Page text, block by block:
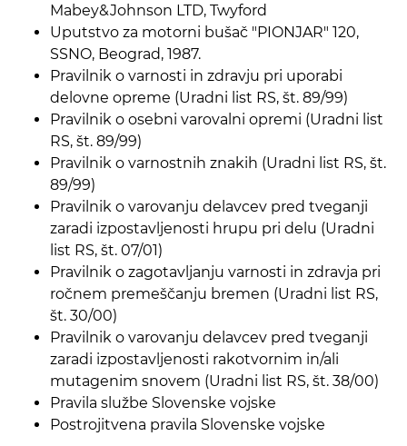
Mabey&Johnson LTD, Twyford
Uputstvo za motorni bušač "PIONJAR" 120,
SSNO, Beograd, 1987.
Pravilnik o varnosti in zdravju pri uporabi
delovne opreme (Uradni list RS, št. 89/99)
Pravilnik o osebni varovalni opremi (Uradni list
RS, št. 89/99)
Pravilnik o varnostnih znakih (Uradni list RS, št.
89/99)
Pravilnik o varovanju delavcev pred tveganji
zaradi izpostavljenosti hrupu pri delu (Uradni
list RS, št. 07/01)
Pravilnik o zagotavljanju varnosti in zdravja pri
ročnem premeščanju bremen (Uradni list RS,
št. 30/00)
Pravilnik o varovanju delavcev pred tveganji
zaradi izpostavljenosti rakotvornim in/ali
mutagenim snovem (Uradni list RS, št. 38/00)
Pravila službe Slovenske vojske
Postrojitvena pravila Slovenske vojske